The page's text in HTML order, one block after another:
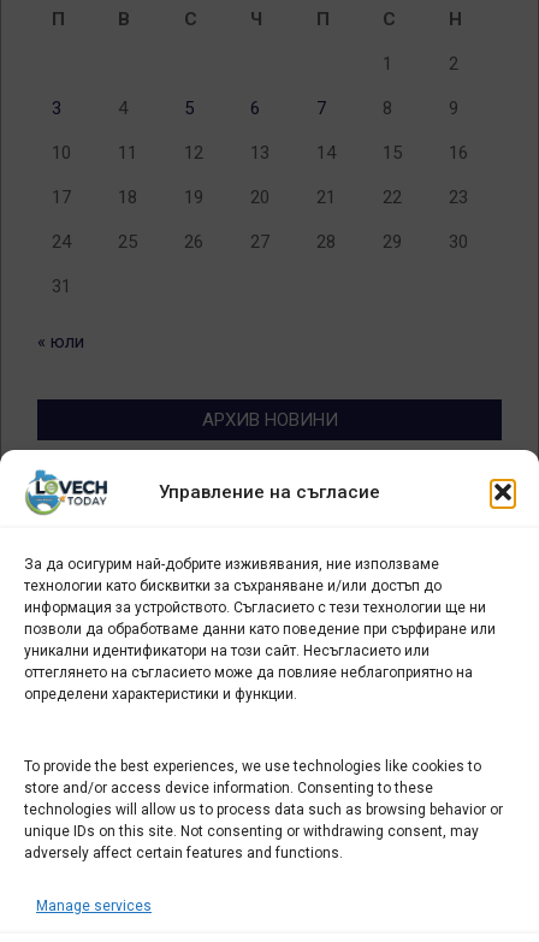
Управление на съгласие
За да осигурим най-добрите изживявания, ние използваме
технологии като бисквитки за съхраняване и/или достъп до
информация за устройството. Съгласието с тези технологии ще ни
позволи да обработваме данни като поведение при сърфиране или
уникални идентификатори на този сайт. Несъгласието или
оттеглянето на съгласието може да повлияе неблагоприятно на
определени характеристики и функции.
To provide the best experiences, we use technologies like cookies to
store and/or access device information. Consenting to these
technologies will allow us to process data such as browsing behavior or
unique IDs on this site. Not consenting or withdrawing consent, may
adversely affect certain features and functions.
Manage services
П
В С Ч П С Н
1 2
3 4 5 6 7 8 9
10 11 12 13 14 15 16
17 18 19 20 21 22 23
24 25 26 27 28 29 30
31
« юли
АРХИВ НОВИНИ
Архив
новини
БИЗНЕС
Арт галерия "Мостове" – магазин за изкуство
СЕВЕРОЗАПАДА ИНФОРМАЦИОНЕН БИЗНЕС
ТУРИСТИЧЕСКИ КЛЪСТЕР
ИНСТИТУЦИИ В ЛОВЕЧ
Административен съд Ловеч
Областна администрация Ловеч
ОДМВР Ловеч